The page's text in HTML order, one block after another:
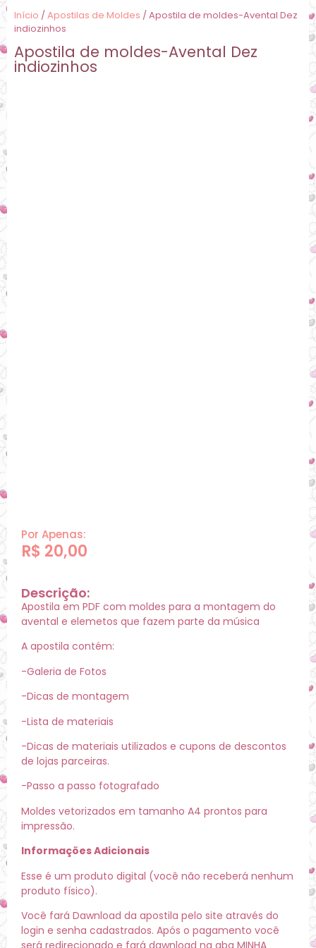
Início /Apostilas de Moldes / Apostila de moldes-Avental Dez
indiozinhos
Apostila de moldes-Avental Dez
indiozinhos
Por Apenas:
R$ 20,00
Descrição:
Apostila em PDF com moldes para a montagem do
avental e elemetos que fazem parte da música
A apostila contém:
-Galeria de Fotos
-Dicas de montagem
-Lista de materiais
-Dicas de materiais utilizados e cupons de descontos
de lojas parceiras.
-Passo a passo fotografado
Moldes vetorizados em tamanho A4 prontos para
impressão.
Informações Adicionais
Esse é um produto digital (você não receberá nenhum
produto físico).
Você fará Dawnload da apostila pelo site através do
login e senha cadastrados. Após o pagamento você
será redirecionado e fará dawnload na aba MINHA